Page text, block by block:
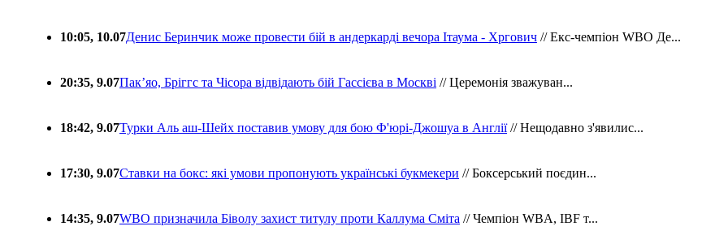
10:05, 10.07Денис Беринчик може провести бій в андеркарді вечора Ітаума - Хргович // Екс-чемпіон WBO Де...
20:35, 9.07Пакʼяо, Бріггс та Чісора відвідають бій Гассієва в Москві // Церемонія зважуван...
18:42, 9.07Турки Аль аш-Шейх поставив умову для бою Ф'юрі-Джошуа в Англії// Нещодавно з'явилис...
17:30, 9.07Ставки на бокс: які умови пропонують українські букмекери // Боксерський поєдин...
14:35, 9.07WBO призначила Біволу захист титулу проти Каллума Сміта // Чемпіон WBA, IBF т...